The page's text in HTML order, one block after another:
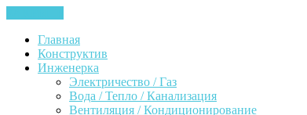
Главная
Конструктив
Инженерка
Электричество / Газ
Вода / Тепло / Канализация
Вентиляция / Кондиционирование